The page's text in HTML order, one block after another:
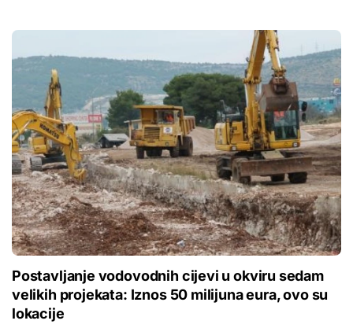
Postavljanje vodovodnih cijevi u okviru sedam
velikih projekata: Iznos 50 milijuna eura, ovo su
lokacije